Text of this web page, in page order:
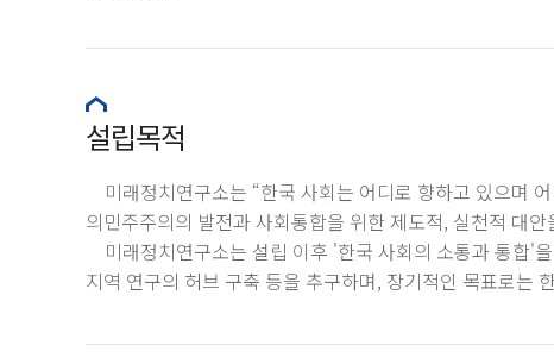
설립목적
미래정치연구소는 “한국 사회는 어디로 향하고 있으며
의민주주의의 발전과 사회통합을 위한 제도적, 실천적 대
미래정치연구소는 설립 이후 '한국 사회의 소통과 통합'
지역 연구의 허브 구축 등을 추구하며, 장기적인 목표로는